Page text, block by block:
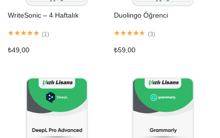
WriteSonic – 4 Haftalık
(1 )
₺49,00
Duolingo Öğrenci
(3)
₺59,00